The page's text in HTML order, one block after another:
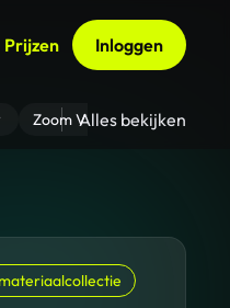
Prijzen Inloggen
Zoom Virtuele
Alles bekijken